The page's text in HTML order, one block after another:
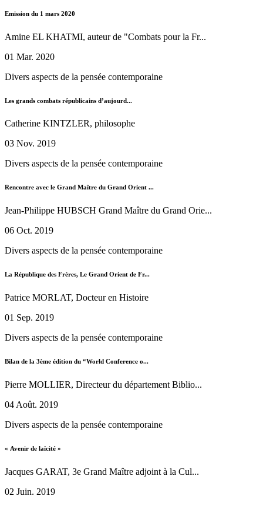
Emission du 1 mars 2020
Amine EL KHATMI, auteur de "Combats pour la Fr...
01 Mar. 2020
Divers aspects de la pensée contemporaine
Les grands combats républicains d’aujourd...
Catherine KINTZLER, philosophe
03 Nov. 2019
Divers aspects de la pensée contemporaine
Rencontre avec le Grand Maître du Grand Orient ...
Jean-Philippe HUBSCH Grand Maître du Grand Orie...
06 Oct. 2019
Divers aspects de la pensée contemporaine
La République des Frères, Le Grand Orient de Fr...
Patrice MORLAT, Docteur en Histoire
01 Sep. 2019
Divers aspects de la pensée contemporaine
Bilan de la 3ème édition du “World Conference o...
Pierre MOLLIER, Directeur du département Biblio...
04 Août. 2019
Divers aspects de la pensée contemporaine
« Avenir de laïcité »
Jacques GARAT, 3e Grand Maître adjoint à la Cul...
02 Juin. 2019